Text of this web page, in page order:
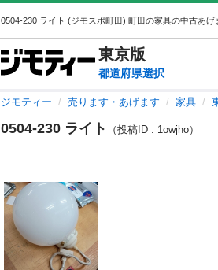
東京版
都道府県選択
ジモティー 売ります・あげます 家具
0504-230 ライト （投稿ID : 1owjho）